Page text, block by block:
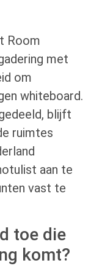
Room
met
om
whiteboard.
blijft
ruimtes
aan te
vast te
toe die
komt?